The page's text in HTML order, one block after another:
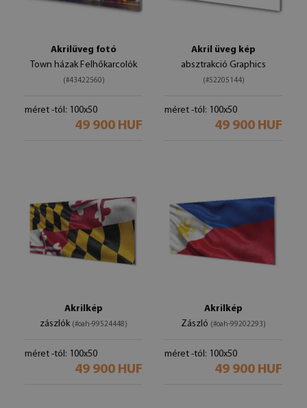
Akrilüveg fotó
Town házak Felhőkarcolók
(#43422560)
méret -tól: 100x50
49 900 HUF
Akril üveg kép
absztrakció Graphics
(#52205144)
méret -tól: 100x50
49 900 HUF
Akrilkép
zászlók (#oah-99524448)
méret -tól: 100x50
49 900 HUF
Akrilkép
Zászló (#oah-99202293)
méret -tól: 100x50
49 900 HUF